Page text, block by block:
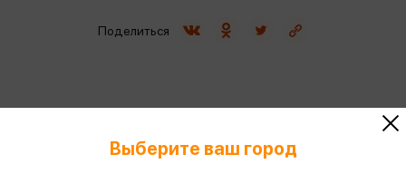
Поделиться
Выберите ваш город